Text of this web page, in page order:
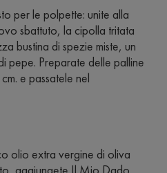
per le polpette: unite alla
sbattuto, la cipolla tritata
bustina di spezie miste, un
pepe. Preparate delle palline
e passatele nel
olio extra vergine di oliva